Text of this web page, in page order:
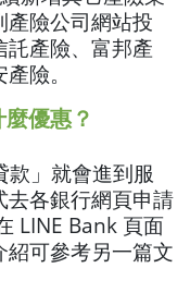
產險公司網站投
託產險、富邦產
險。
優惠？
款」就會進到服
去各銀行網頁申請
LINE Bank 頁面
可參考另一篇文